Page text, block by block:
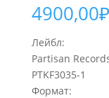
4900,00₽
Лейбл:
Partisan
PTKF3035-1
Формат: